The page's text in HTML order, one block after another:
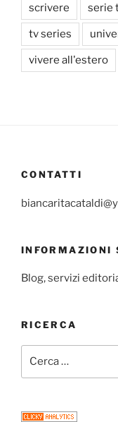
scrivere serie
tv series
vivere all'estero
CONTATTI
INFORMAZIONI
Blog, servizi
RICERCA